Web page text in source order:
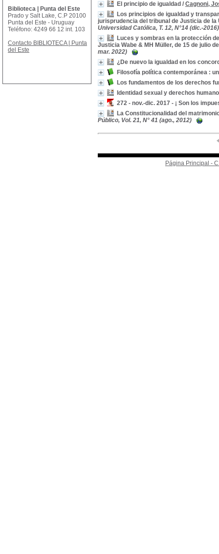
El principio de igualdad / Cagnoni,
Los principios de igualdad y
jurisprudencia del tribunal de Justicia de la
Universidad Católica, T. 12, N°14 (dic.-2016)
Luces y sombras en la protección
Justicia Wabe & MH Müller, de 15 de julio
mar. 2022)
¿De nuevo la igualdad en los
Filosofía política contemporánea :
Los fundamentos de los derechos
Identidad sexual y derechos
272 - nov.-dic. 2017 - ¡ Son los
La Constitucionalidad del
Público, Vol. 21, N° 41 (ago., 2012)
Página Principal -
Biblioteca | Punta del Este
Prado y Salt Lake, C.P 20100
Punta del Este - Uruguay
Teléfono: 4249 66 12 int. 103
Contacto BIBLIOTECA | Punta
del Este